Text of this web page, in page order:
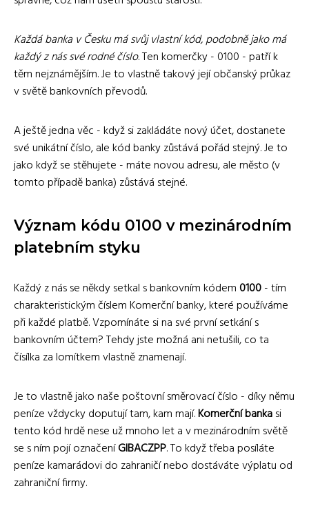
Každá banka v Česku má svůj vlastní kód, podobně jako má
každý z nás své rodné číslo. Ten komerčky - 0100 - patří k
těm nejznámějším. Je to vlastně takový její občanský průkaz
v světě bankovních převodů.
A ještě jedna věc - když si zakládáte nový účet, dostanete
své unikátní číslo, ale kód banky zůstává pořád stejný. Je to
jako když se stěhujete - máte novou adresu, ale město (v
tomto případě banka) zůstává stejné.
Význam kódu 0100 v mezinárodním
platebním styku
Každý z nás se někdy setkal s bankovním kódem 0100- tím
charakteristickým číslem Komerční banky, které používáme
při každé platbě. Vzpomínáte si na své první setkání s
bankovním účtem? Tehdy jste možná ani netušili, co ta
čísílka za lomítkem vlastně znamenají.
Je to vlastně jako naše poštovní směrovací číslo - díky němu
peníze vždycky doputují tam, kam mají.Komerční bankasi
tento kód hrdě nese už mnoho let a v mezinárodním světě
se s ním pojí označeníGIBACZPP. To když třeba posíláte
peníze kamarádovi do zahraničí nebo dostáváte výplatu od
zahraniční firmy.